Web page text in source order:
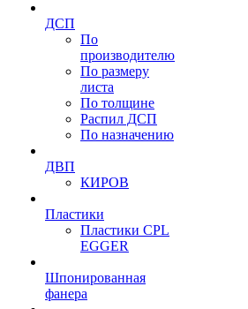
ДСП
По
производителю
По размеру
листа
По толщине
Распил ДСП
По назначению
ДВП
КИРОВ
Пластики
Пластики CPL
EGGER
Шпонированная
фанера